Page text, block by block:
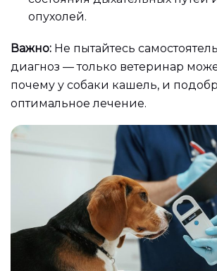
опухолей.
Важно: Не пытайтесь
диагноз — только ветеринар
почему у собаки кашель, и
оптимальное лечение.